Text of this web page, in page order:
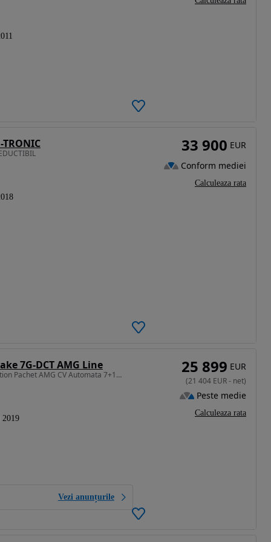
TRONIC 33 900 EUR
Conform mediei
Calculeaza rata
7G-DCT AMG Line
1991 cm3 • 190 CP • MERCEDES BENZ CLA 220 Edition Pachet AMG CV Automata 7+1 Viteze 190 CP
2019
Vezi anunțurile
25 899 EUR
(21 404 EUR- net)
Peste medie
Calculeaza rata